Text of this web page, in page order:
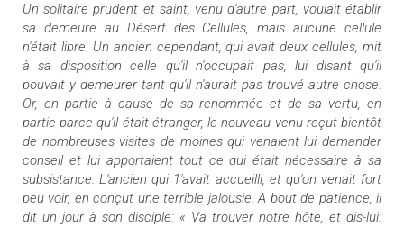
Un solitaire prudent et saint, venu d'autre part, voulait établir
sa demeure au Désert des Cellules, mais aucune cellule
n'était libre. Un ancien cependant, qui avait deux cellules, mit
à sa disposition celle qu'il n'occupait pas, lui disant qu'il
pouvait y demeurer tant qu'il n'aurait pas trouvé autre chose.
Or, en partie à cause de sa renommée et de sa vertu, en
partie parce qu'il était étranger, le nouveau venu reçut bientôt
de nombreuses visites de moines qui venaient lui demander
conseil et lui apportaient tout ce qui était nécessaire à sa
subsistance. L'ancien qui 1'avait accueilli, et qu'on venait fort
peu voir, en conçut une terrible jalousie. A bout de patience, il
dit un jour à son disciple: « Va trouver notre hôte, et dis-lui: